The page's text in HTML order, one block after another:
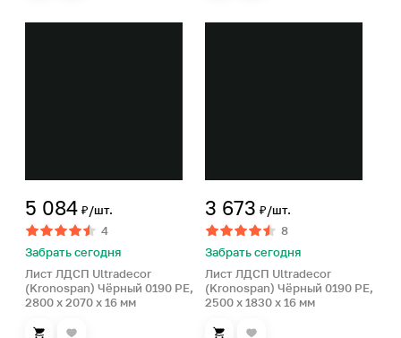
5 084 ₽/шт.
4
Забрать сегодня
Лист ЛДСП Ultradecor
(Kronospan) Чёрный 0190 PE,
2800 x 2070 x 16 мм
3 673 ₽/шт.
8
Забрать сегодня
Лист ЛДСП Ultradecor
(Kronospan) Чёрный 0190 PE,
2500 x 1830 x 16 мм